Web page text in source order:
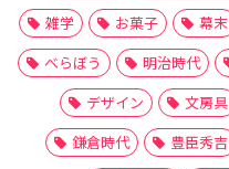
雑学
お菓子 幕末
べらぼう
明治時代
デザイン
文房具
鎌倉時代
豊臣秀吉